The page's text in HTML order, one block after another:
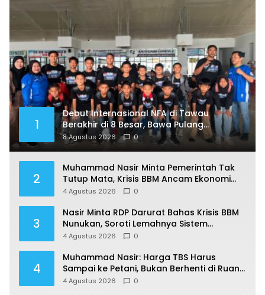
1
Debut Internasional NFA di Tawau
Berakhir di 8 Besar, Bawa Pulang
Pengalaman Berharga
8 Agustus 2026 0
2
Muhammad Nasir Minta Pemerintah Tak
Tutup Mata, Krisis BBM Ancam Ekonomi
Masyarakat Nunukan
4 Agustus 2026 0
3
Nasir Minta RDP Darurat Bahas Krisis BBM
Nunukan, Soroti Lemahnya Sistem
Distribusi
4 Agustus 2026 0
4
Muhammad Nasir: Harga TBS Harus
Sampai ke Petani, Bukan Berhenti di Ruang
Rapat
4 Agustus 2026 0